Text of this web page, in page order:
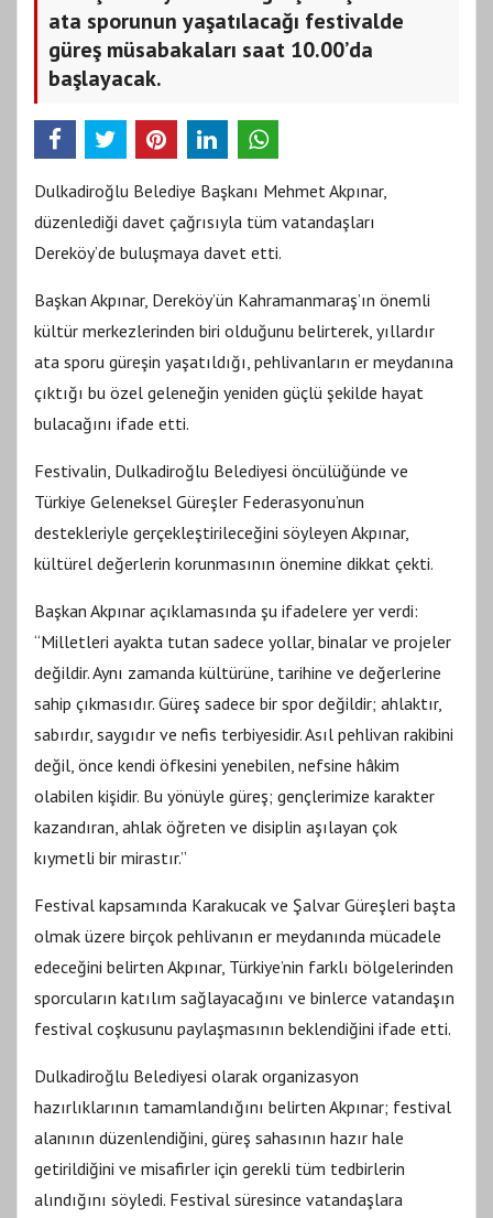
ata sporunun yaşatılacağı festivalde
güreş müsabakaları saat 10.00’da
başlayacak.
Dulkadiroğlu Belediye Başkanı Mehmet Akpınar,
düzenlediği davet çağrısıyla tüm vatandaşları
Dereköy’de buluşmaya davet etti.
Başkan Akpınar, Dereköy’ün Kahramanmaraş’ın önemli
kültür merkezlerinden biri olduğunu belirterek, yıllardır
ata sporu güreşin yaşatıldığı, pehlivanların er meydanına
çıktığı bu özel geleneğin yeniden güçlü şekilde hayat
bulacağını ifade etti.
Festivalin, Dulkadiroğlu Belediyesi öncülüğünde ve
Türkiye Geleneksel Güreşler Federasyonu’nun
destekleriyle gerçekleştirileceğini söyleyen Akpınar,
kültürel değerlerin korunmasının önemine dikkat çekti.
Başkan Akpınar açıklamasında şu ifadelere yer verdi:
“Milletleri ayakta tutan sadece yollar, binalar ve projeler
değildir. Aynı zamanda kültürüne, tarihine ve değerlerine
sahip çıkmasıdır. Güreş sadece bir spor değildir; ahlaktır,
sabırdır, saygıdır ve nefis terbiyesidir. Asıl pehlivan rakibini
değil, önce kendi öfkesini yenebilen, nefsine hâkim
olabilen kişidir. Bu yönüyle güreş; gençlerimize karakter
kazandıran, ahlak öğreten ve disiplin aşılayan çok
kıymetli bir mirastır.”
Festival kapsamında Karakucak ve Şalvar Güreşleri başta
olmak üzere birçok pehlivanın er meydanında mücadele
edeceğini belirten Akpınar, Türkiye’nin farklı bölgelerinden
sporcuların katılım sağlayacağını ve binlerce vatandaşın
festival coşkusunu paylaşmasının beklendiğini ifade etti.
Dulkadiroğlu Belediyesi olarak organizasyon
hazırlıklarının tamamlandığını belirten Akpınar; festival
alanının düzenlendiğini, güreş sahasının hazır hale
getirildiğini ve misafirler için gerekli tüm tedbirlerin
alındığını söyledi. Festival süresince vatandaşlara